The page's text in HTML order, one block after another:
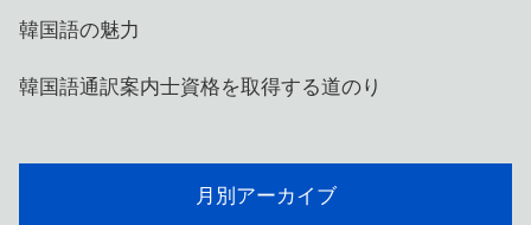
韓国語の魅力
韓国語通訳案内士資格を取得する道のり
月別アーカイブ